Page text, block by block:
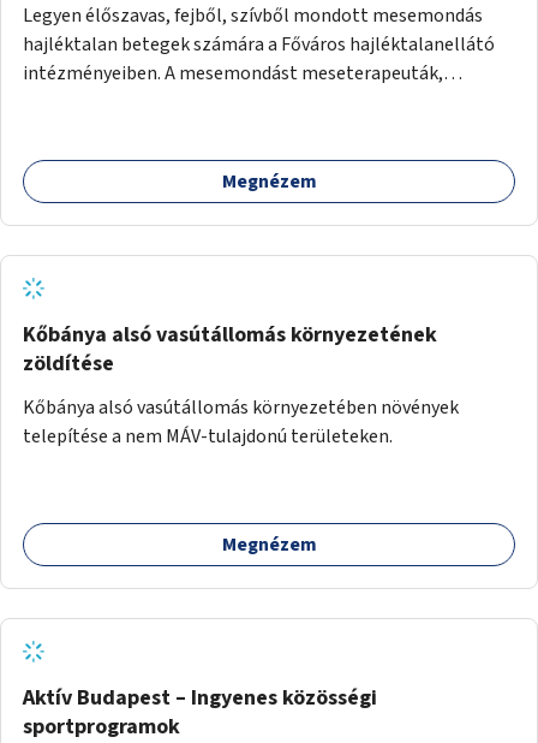
Legyen élőszavas, fejből, szívből mondott mesemondás
hajléktalan betegek számára a Főváros hajléktalanellátó
intézményeiben. A mesemondást meseterapeuták,
Megnézem
Kőbánya alsó vasútállomás környezetének
zöldítése
Kőbánya alsó vasútállomás környezetében növények
telepítése a nem MÁV-tulajdonú területeken.
Megnézem
Aktív Budapest – Ingyenes közösségi
sportprogramok